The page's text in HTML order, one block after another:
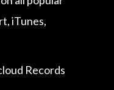
iTunes,
Records